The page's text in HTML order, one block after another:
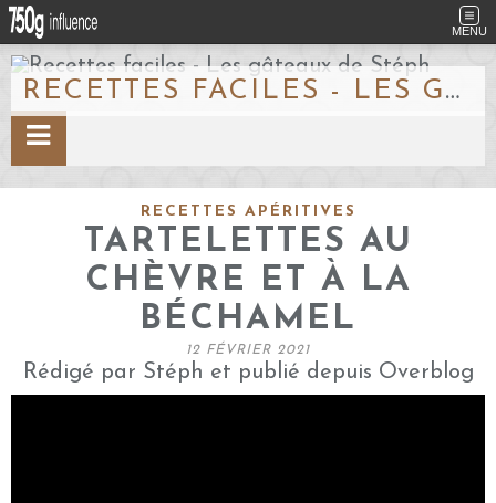
MENU
RECETTES FACILES - LES GÂTEAUX DE STÉPH
RECETTES APÉRITIVES
TARTELETTES AU
CHÈVRE ET À LA
BÉCHAMEL
12 FÉVRIER 2021
Rédigé par Stéph et publié depuis Overblog